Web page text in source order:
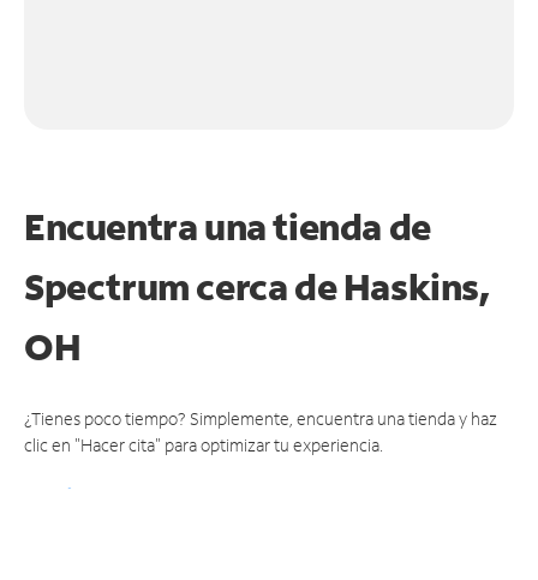
Encuentra una tienda de
Spectrumcerca de Haskins,
OH
¿Tienes poco tiempo? Simplemente, encuentra una tienda y haz
clic en "Hacer cita" para optimizar tu experiencia.